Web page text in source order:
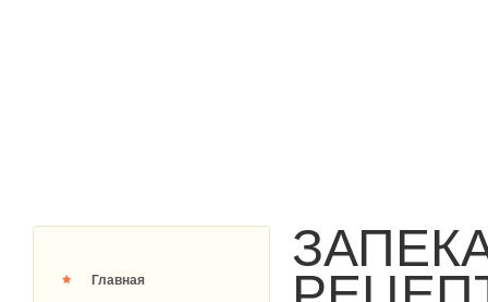
Главная